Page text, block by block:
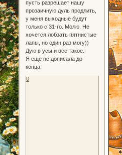
пусть разрешает нашу
прозаичную дуль продлить,
у меня выходные будут
только с 31-го. Молю. Не
хочется лобзать пятнистые
лапы, но один раз могу))
Дую в усы и все такое.
Я еще не дописала до
конца.
0